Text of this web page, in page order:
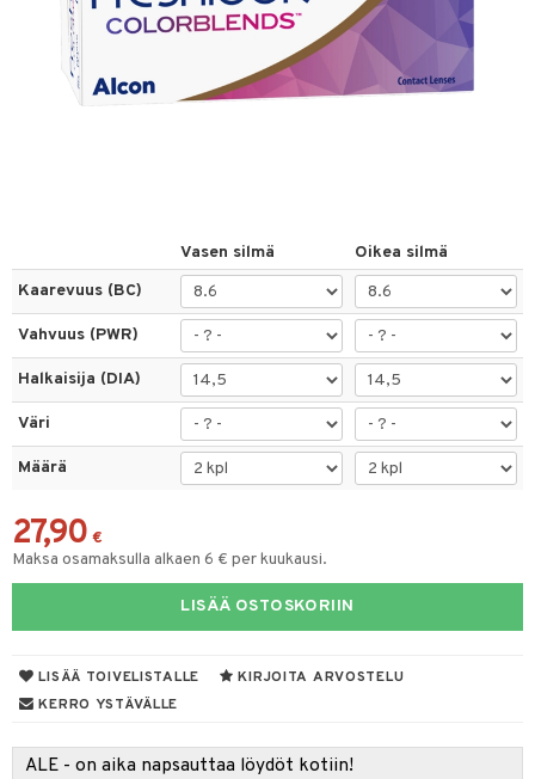
Vasen silmä
Oikea silmä
Kaarevuus (BC)
Vahvuus (PWR)
Halkaisija (DIA)
Väri
Määrä
27,90 €
Maksa osamaksulla alkaen 6 € per kuukausi.
LISÄÄ OSTOSKORIIN
LISÄÄ TOIVELISTALLE
KIRJOITA ARVOSTELU
KERRO YSTÄVÄLLE
ALE - on aika napsauttaa löydöt kotiin!
& vastauksia